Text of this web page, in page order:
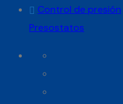
Control de presión
Presostatos